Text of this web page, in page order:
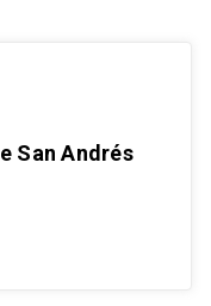
San Andrés